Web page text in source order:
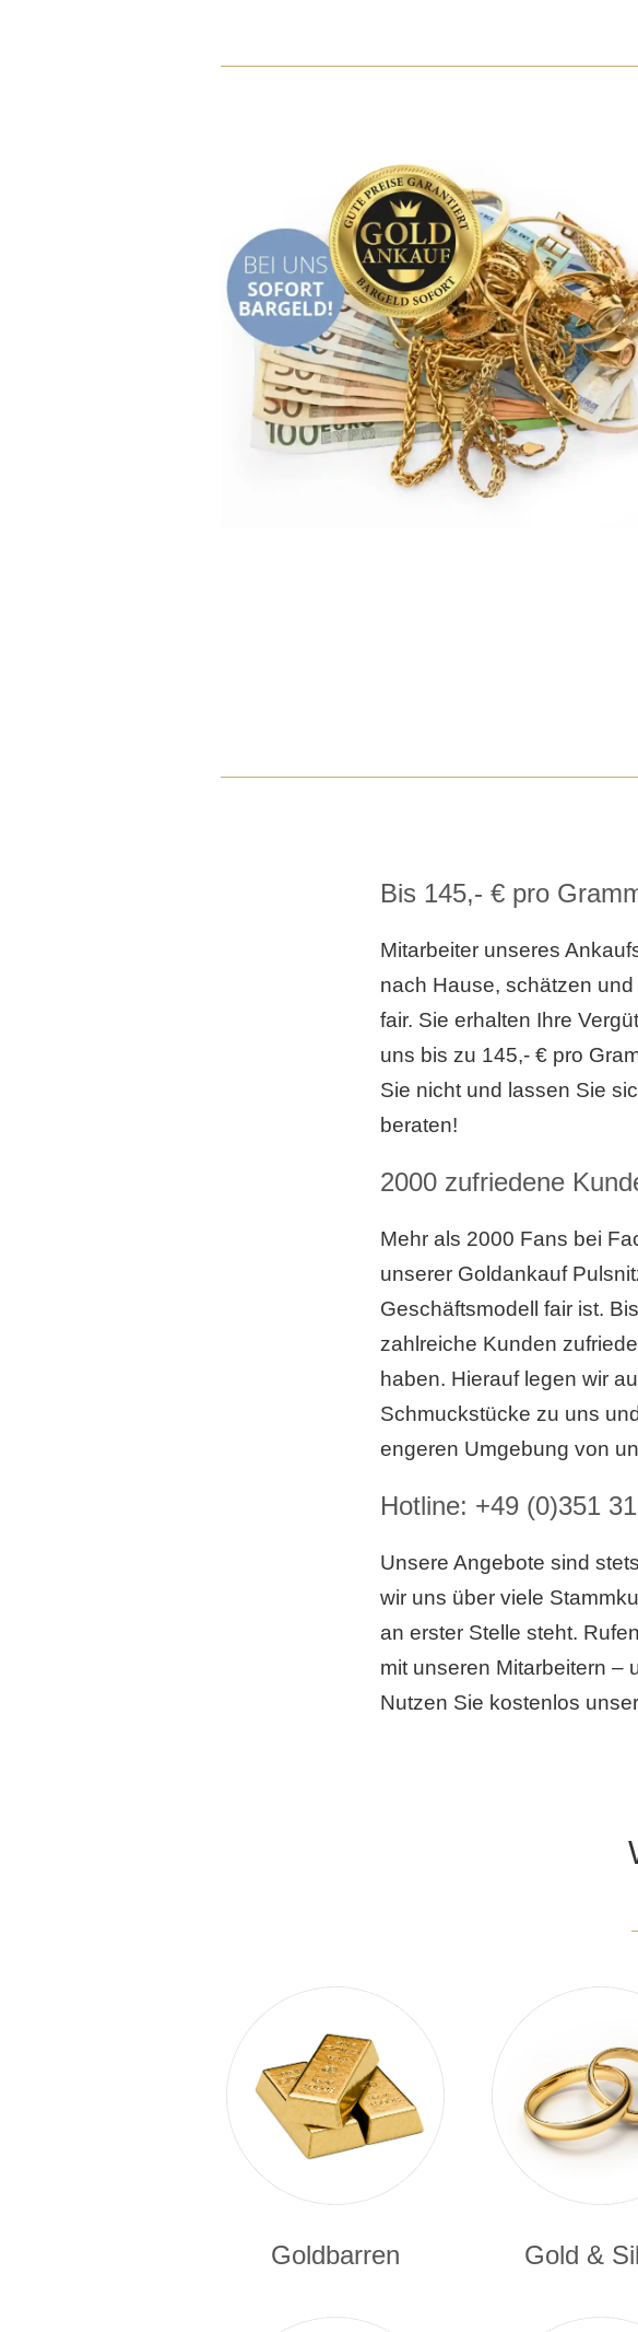
Bis 145,- € pro
Mitarbeiter unseres
nach Hause, schätzen
fair. Sie erhalten Ihre
uns bis zu 145,- € pro
Sie nicht und lassen Sie
beraten!
2000 zufriedene
Mehr als 2000 Fans bei
unserer Goldankauf
Geschäftsmodell fair ist.
zahlreiche Kunden
haben. Hierauf legen wir
Schmuckstücke zu uns
engeren Umgebung von
Hotline: +49 (0)351
Unsere Angebote sind
wir uns über viele
an erster Stelle steht.
mit unseren Mitarbeitern –
Nutzen Sie kostenlos
Goldbarren Gold &